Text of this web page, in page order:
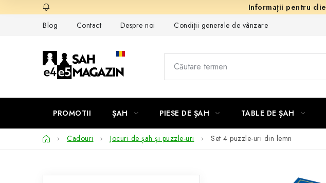
la
Blog
Contact Despre noi Condiţii generale de vânzare
PROMOTII ȘAH PIESE DE ȘAH TABLE DE ȘAH
AcasăCadouri Jocuri de șah și puzzle-uri Set 4 puzzle-uri din lemn